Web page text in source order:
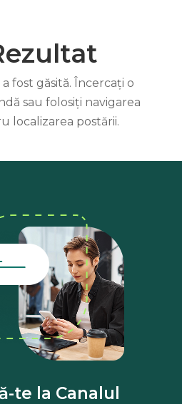
fost găsită. Încercați o
sau folosiți navigarea
localizarea postării.
te la Canalul